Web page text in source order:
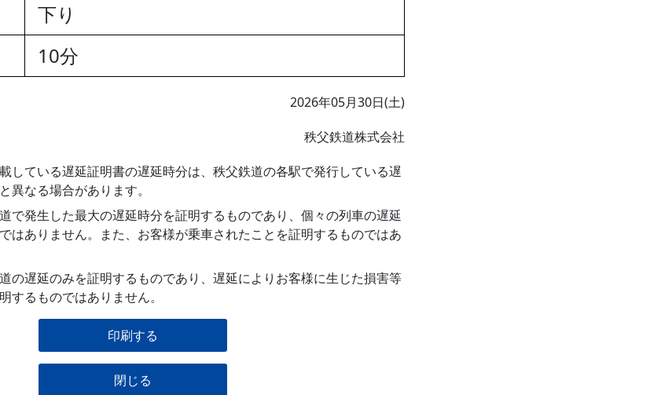
下り
10分
2026年05月30日(土)
秩父鉄道株式会社
している遅延証明書の遅延時分は、秩父鉄道の各駅で発行している遅
異なる場合があります。
で発生した最大の遅延時分を証明するものであり、個々の列車の遅延
はありません。また、お客様が乗車されたことを証明するものではあ
の遅延のみを証明するものであり、遅延によりお客様に生じた損害等
するものではありません。
印刷する
閉じる